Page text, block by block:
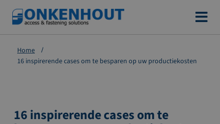
Ga
naar
inhoud
Home
16 inspirerende cases om te besparen op uw productiekosten
16 inspirerende cases om te